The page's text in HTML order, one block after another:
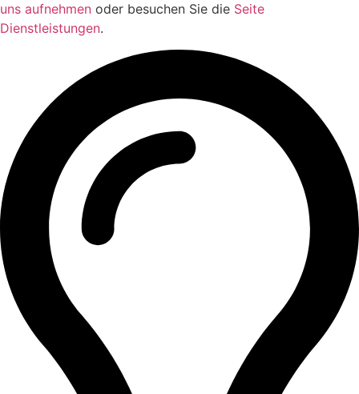
uns aufnehmen oder besuchen Sie die Seite
Dienstleistungen.